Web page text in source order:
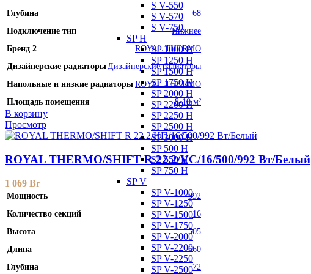
S V-550
S V-570
S V-750
SP H
SP 1000 H
SP 1250 H
SP 1500 H
SP 1750 H
SP 2000 H
SP 2200 H
SP 2250 H
SP 2500 H
SP 3000 H
SP 500 H
SP 550 H
SP 750 H
SP V
SP V-1000
SP V-1250
SP V-1500
SP V-1750
SP V-2000
SP V-2200
SP V-2250
SP V-2500
Глубина
68
Подключение тип
Нижнее
Бренд 2
ROYAL THERMO
Дизайнерские радиаторыДизайнерские радиаторы
Напольные и низкие радиаторыROYAL THERMO
Площадь помещения
8-10 м²
В корзину
Просмотр
ROYAL THERMO/SHIFT R 22.2/VC/16/500/992 Вт/Белый
1 069 Br
Мощность
992
Количество секций
16
Высота
505
Длина
660
Глубина
72